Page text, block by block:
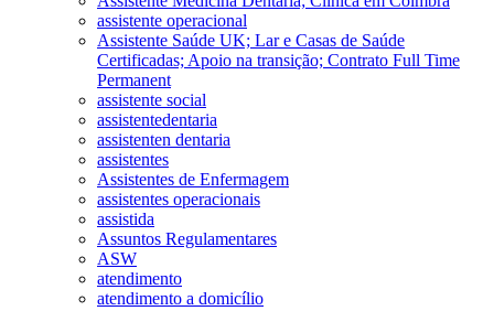
assistente operacional
Assistente Saúde UK; Lar e Casas de Saúde
Certificadas; Apoio na transição; Contrato Full Time
Permanent
assistente social
assistentedentaria
assistenten dentaria
assistentes
Assistentes de Enfermagem
assistentes operacionais
assistida
Assuntos Regulamentares
ASW
atendimento
atendimento a domicílio